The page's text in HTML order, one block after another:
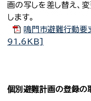
画の写しを差し替え、
します。
鳴門市避難行動要
91.6KB]
個別避難計画の登録の